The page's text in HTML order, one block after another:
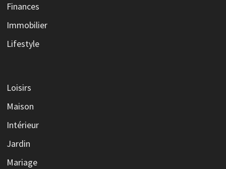
Finances
Immobilier
Lifestyle
Loisirs
Maison
Intérieur
Jardin
Mariage